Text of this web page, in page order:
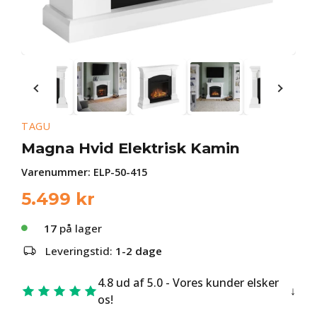
TAGU
Magna Hvid Elektrisk Kamin
Varenummer: ELP-50-415
5.499 kr
17 på lager
Leveringstid: 1-2 dage
4.8 ud af 5.0 - Vores kunder elsker
os!